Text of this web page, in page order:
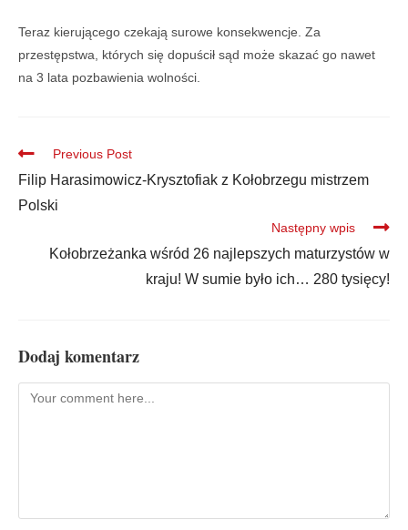
Teraz kierującego czekają surowe konsekwencje. Za
przestępstwa, których się dopuścił sąd może skazać go nawet
na 3 lata pozbawienia wolności.
Previous Post
Filip Harasimowicz-Krysztofiak z Kołobrzegu mistrzem
Polski
Następny wpis
Kołobrzeżanka wśród 26 najlepszych maturzystów w
kraju! W sumie było ich… 280 tysięcy!
Dodaj komentarz